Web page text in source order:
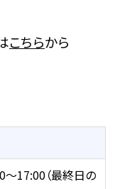
こちらから
～17:00（最終日の